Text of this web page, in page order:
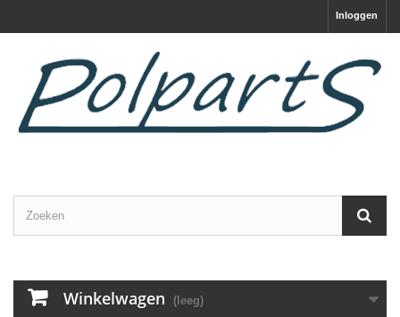
Inloggen
Winkelwagen (leeg)